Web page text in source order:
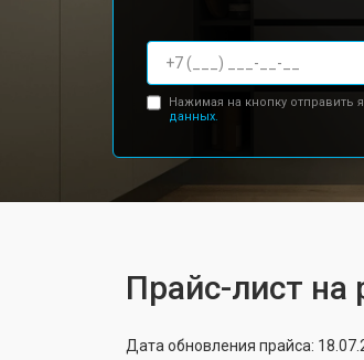
Нажимая на кнопку отправить
данных.
Прайс-лист на
Дата обновления прайса: